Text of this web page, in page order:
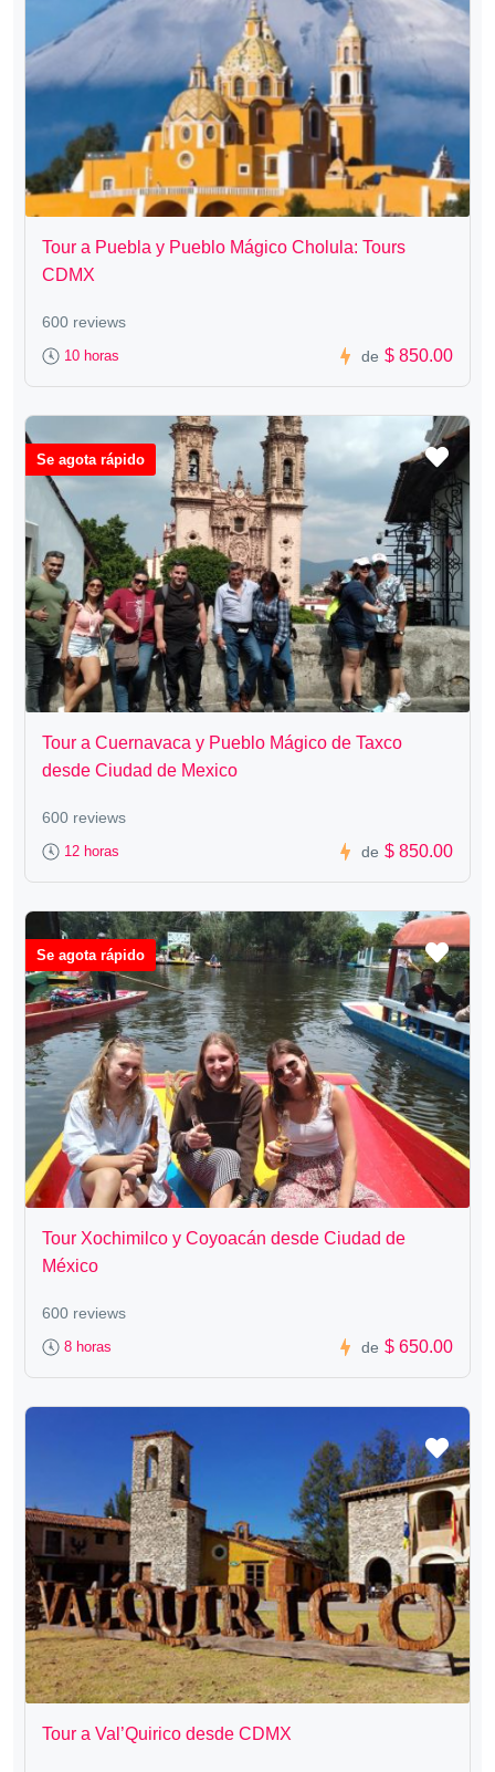
Tour a Puebla y Pueblo Mágico Cholula: Tours
CDMX
600 reviews
10 horas de $ 850.00
Se agota rápido
Tour a Cuernavaca y Pueblo Mágico de Taxco
desde Ciudad de Mexico
600 reviews
12 horas de $ 850.00
Se agota rápido
Tour Xochimilco y Coyoacán desde Ciudad de
México
600 reviews
8 horas de $ 650.00
Tour a Val’Quirico desde CDMX